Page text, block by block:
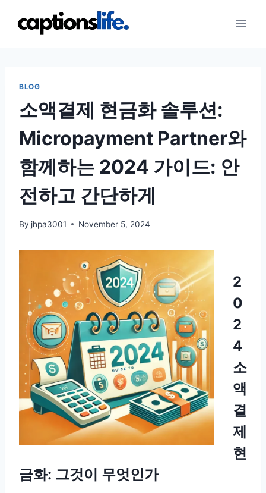
BLOG
소액결제 현금화 솔루션:
Micropayment Partner와
함께하는 2024 가이드: 안
전하고 간단하게
By jhpa3001 November 5, 2024
2
0
2
4
소
액
결
제
현
금화: 그것이 무엇인가